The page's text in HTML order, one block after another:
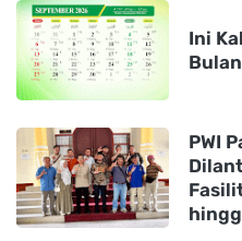
Ini
PWI